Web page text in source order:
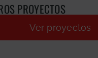
PROYECTOS
Ver proyectos